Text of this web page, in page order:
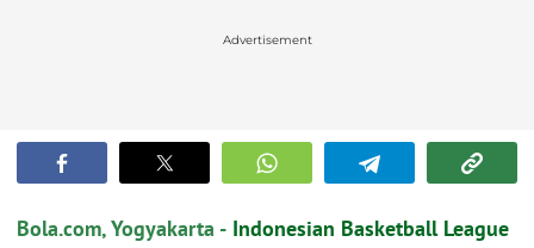
Advertisement
Bola.com, Yogyakarta - Indonesian Basketball League